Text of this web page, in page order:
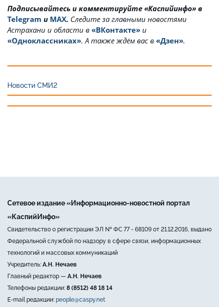
Подписывайтесь и комментируйте «Каспийинфо» в
Telegram и MAX. Cледите за главными новостями
Астрахани и области в «ВКонтакте» и
«Одноклассниках». А также ждём вас в «Дзен».
Новости СМИ2
Сетевое издание «Информационно-новостной портал
«КаспийИнфо»
Свидетельство о регистрации ЭЛ № ФС 77 - 68109 от 21.12.2016, выдано
Федеральной службой по надзору в сфере связи, информационных
технологий и массовых коммуникаций
Учредитель: А.Н. Нечаев
Главный редактор — А.Н. Нечаев
Телефоны редакции: 8 (8512) 48 18 14
E-mail редакции: people@caspy.net